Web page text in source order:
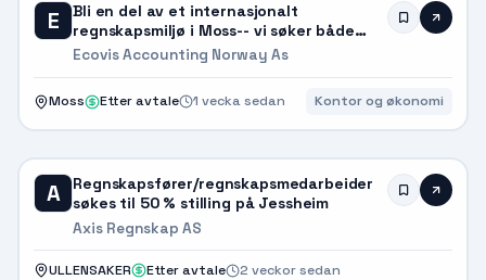
E
Bli en del av et internasjonalt
regnskapsmiljø i Moss-- vi søker både
regnskapsfører og
regnskapsmedarbeider
Ecovis Accounting Norway As
Moss Etter avtale 1 vecka sedan Kontor og økonomi
A
Regnskapsfører/regnskapsmedarbeider
søkes til 50 % stilling på Jessheim
Axis Regnskap AS
ULLENSAKER Etter avtale
2 veckor sedan